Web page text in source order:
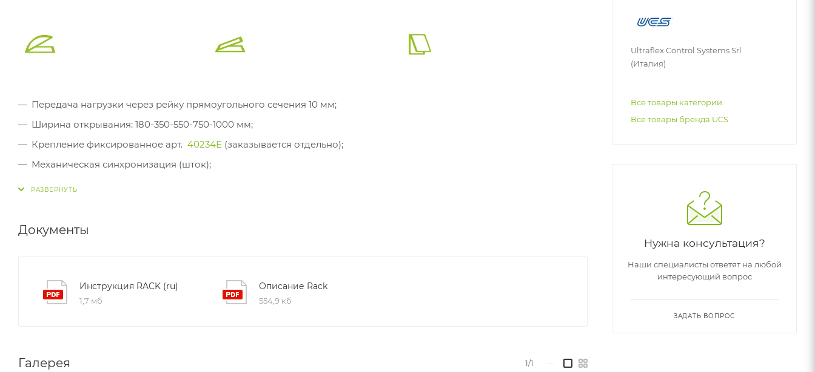
Передача нагрузки через рейку прямоугольного сечения 10 мм;
Ширина открывания: 180-350-550-750-1000 мм;
Крепление фиксированное арт. 40234E (заказывается отдельно);
Механическая синхронизация (шток);
MULTIPLE SYSTEM
Документы
Инструкция RACK (ru)
1,7 мб
Описание Rack
554,9 кб
Галерея 1/1
Ultraflex Control Systems Srl
(Италия)
Все товары категории
Все товары бренда UCS
Нужна консультация?
Наши специалисты ответят на любой
интересующий вопрос
ЗАДАТЬ ВОПРОС